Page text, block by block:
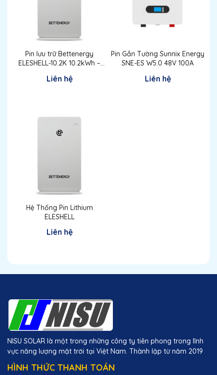
Pin lưu trữ Bettenergy
ELESHELL-10.2K 10.2kWh –
Liên hệ
Pin Gắn Tường Sunnix Energy
SNE-ES W5.0 48V 100A
Liên hệ
Hệ Thống Pin Lithium
ELESHELL
Liên hệ
NISU SOLAR là một trong những công ty tiên phong trong lĩnh
vực năng lượng mặt trời tại Việt Nam. Thành lập từ năm 2019
HÌNH THỨC THANH TOÁN